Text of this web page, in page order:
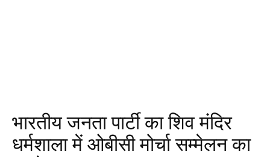
भारतीय जनता पार्टी का शिव मंदिर
धर्मशाला में ओबीसी मोर्चा सम्मेलन का